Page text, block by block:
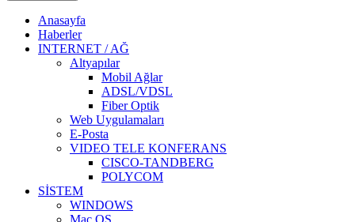
Anasayfa
Haberler
INTERNET / AĞ
Altyapılar
Mobil Ağlar
ADSL/VDSL
Fiber Optik
Web Uygulamaları
E-Posta
VIDEO TELE KONFERANS
CISCO-TANDBERG
POLYCOM
SİSTEM
WINDOWS